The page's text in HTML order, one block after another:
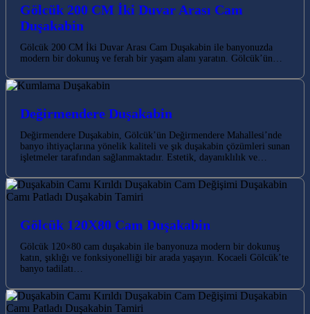
Gölcük 200 CM İki Duvar Arası Cam
Duşakabin
Gölcük 200 CM İki Duvar Arası Cam Duşakabin ile banyonuzda
modern bir dokunuş ve ferah bir yaşam alanı yaratın. Gölcük’ün…
Değirmendere Duşakabin
Değirmendere Duşakabin, Gölcük’ün Değirmendere Mahallesi’nde
banyo ihtiyaçlarına yönelik kaliteli ve şık duşakabin çözümleri sunan
işletmeler tarafından sağlanmaktadır. Estetik, dayanıklılık ve…
Gölcük 120X80 Cam Duşakabin
Gölcük 120×80 cam duşakabin ile banyonuza modern bir dokunuş
katın, şıklığı ve fonksiyonelliği bir arada yaşayın. Kocaeli Gölcük’te
banyo tadilatı…